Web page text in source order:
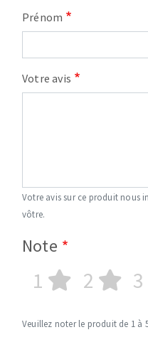
Prénom
Votre avis
Votre avis sur ce produit nous
vôtre.
Note
1 2 3
Veuillez noter le produit de 1 à